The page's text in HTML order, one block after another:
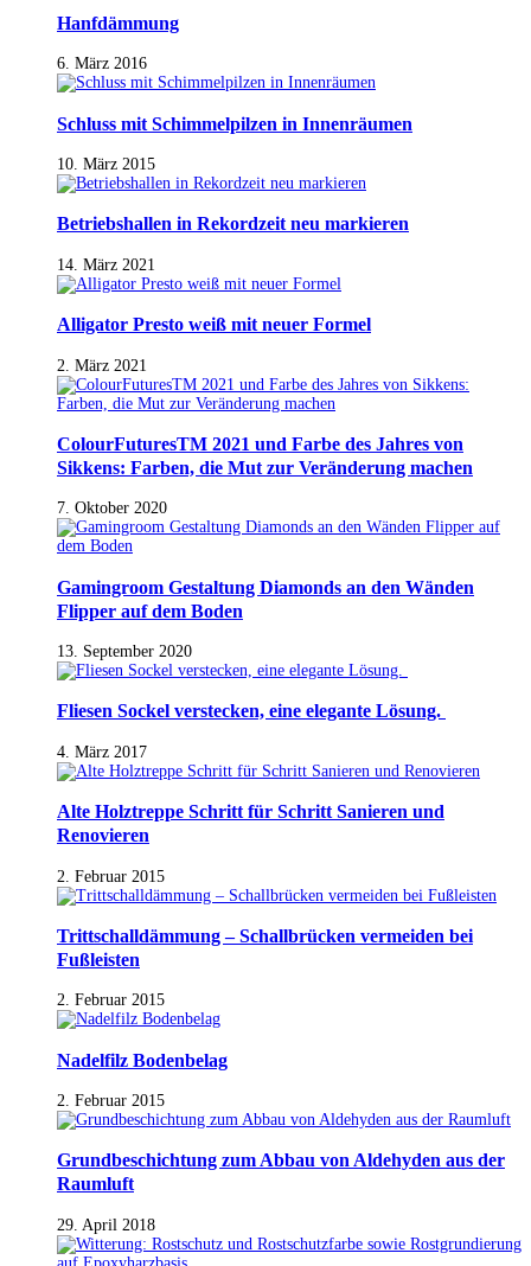
Hanfdämmung
6. März 2016
Schluss mit Schimmelpilzen in Innenräumen
10. März 2015
Betriebshallen in Rekordzeit neu markieren
14. März 2021
Alligator Presto weiß mit neuer Formel
2. März 2021
ColourFuturesTM 2021 und Farbe des Jahres von
Sikkens: Farben, die Mut zur Veränderung machen
7. Oktober 2020
Gamingroom Gestaltung Diamonds an den Wänden
Flipper auf dem Boden
13. September 2020
Fliesen Sockel verstecken, eine elegante Lösung.
4. März 2017
Alte Holztreppe Schritt für Schritt Sanieren und
Renovieren
2. Februar 2015
Trittschalldämmung – Schallbrücken vermeiden bei
Fußleisten
2. Februar 2015
Nadelfilz Bodenbelag
2. Februar 2015
Grundbeschichtung zum Abbau von Aldehyden aus der
Raumluft
29. April 2018